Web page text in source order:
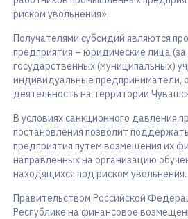
риском увольнения».
Получателями субсидий являются
предприятия – юридические лица
государственных (муниципальных)
индивидуальные предприниматели,
деятельность на территории
В условиях санкционного давления
постановления позволит
предприятия путем возмещения их
направленных на организацию
находящихся под риском увольнения.
Правительством Российской
Республике на финансовое